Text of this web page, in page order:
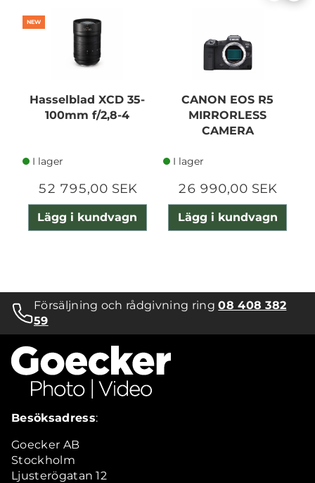
NEW
Hasselblad XCD 35-
100mm f/2,8-4
I lager
52 795,00 SEK
Lägg i kundvagn
CANON EOS R5
MIRRORLESS
CAMERA
I lager
26 990,00 SEK
Lägg i kundvagn
Försäljning och rådgivning ring08 408 382
59
Besöksadress:
Goecker AB
Stockholm
Ljusterögatan 12